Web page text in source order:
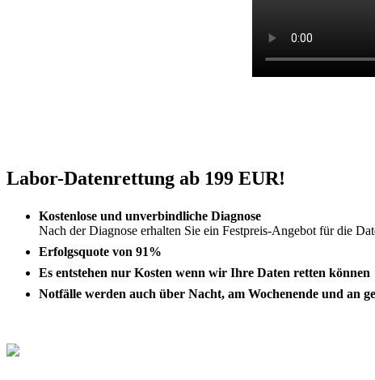
Labor-Datenrettung ab 199 EUR!
Kostenlose und unverbindliche Diagnose
Nach der Diagnose erhalten Sie ein Festpreis-Angebot für die
Erfolgsquote von 91%
Es entstehen nur Kosten wenn wir Ihre Daten retten können
Notfälle werden auch über Nacht, am Wochenende und an